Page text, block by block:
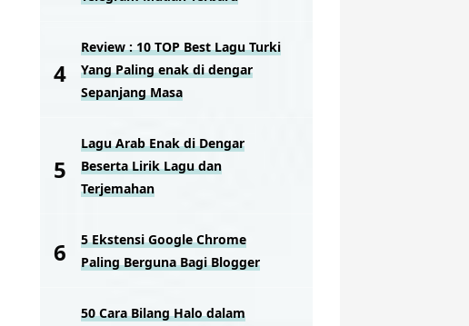
Review : 10 TOP Best Lagu Turki
Yang Paling enak di dengar
Sepanjang Masa
Lagu Arab Enak di Dengar
Beserta Lirik Lagu dan
Terjemahan
5 Ekstensi Google Chrome
Paling Berguna Bagi Blogger
50 Cara Bilang Halo dalam